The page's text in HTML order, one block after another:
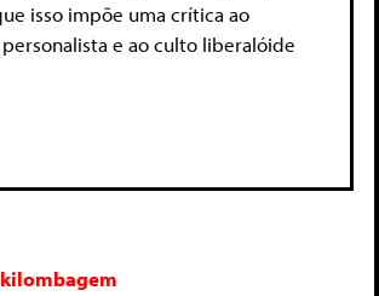
isso impõe uma crítica ao
e ao culto liberalóide